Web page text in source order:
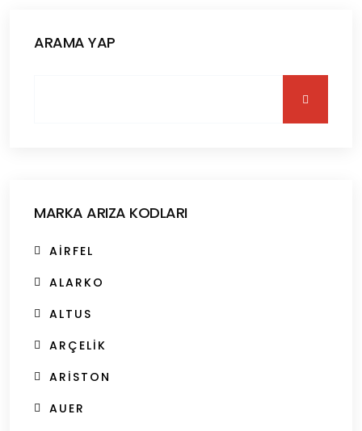
ARAMA YAP
MARKA ARIZA KODLARI
AIRFEL
ALARKO
ALTUS
ARÇELIK
ARISTON
AUER